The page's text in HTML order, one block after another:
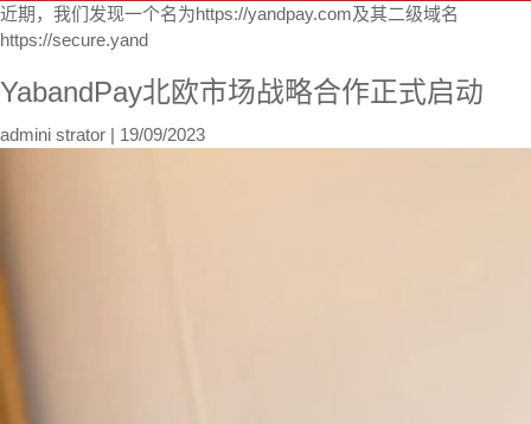
近期，我们发现一个名为https://yandpay.com及其二级域名
https://secure.yand
YabandPay北欧市场战略合作正式启动
admini strator | 19/09/2023